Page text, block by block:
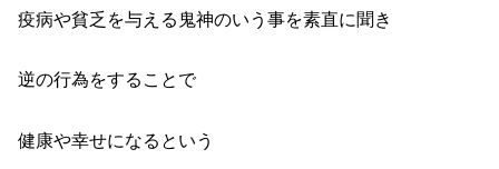
疫病や貧乏を与える鬼神のいう事を素直に聞き
逆の行為をすることで
健康や幸せになるという